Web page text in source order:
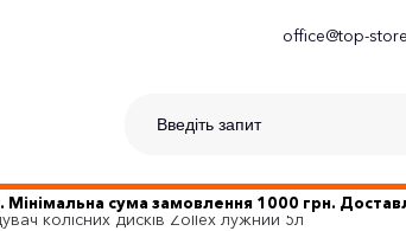
office@top-
Мінімальна сума замовлення 1000 грн.
колісних дисків Zollex лужний 5л